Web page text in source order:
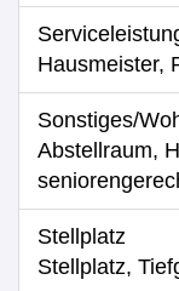
Hausmeister,
Sonstiges/
Abstellraum,
Stellplatz
Stellplatz,